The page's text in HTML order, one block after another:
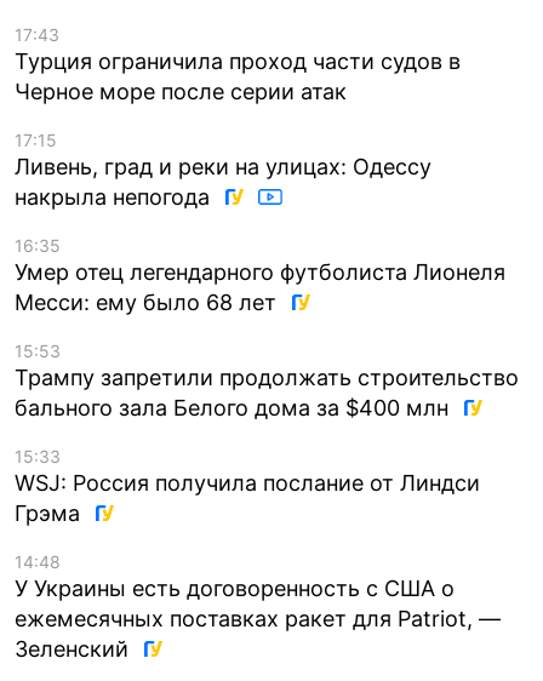
17:43
Турция ограничила проход части судов в
Черное море после серии атак
17:15
Ливень, град и реки на улицах: Одессу
накрыла непогода
16:35
Умер отец легендарного футболиста Лионеля
Месси: ему было 68 лет
15:53
Трампу запретили продолжать строительство
бального зала Белого дома за $400 млн
15:33
WSJ: Россия получила послание от Линдси
Грэма
14:48
У Украины есть договоренность с США о
ежемесячных поставках ракет для Patriot, —
Зеленский